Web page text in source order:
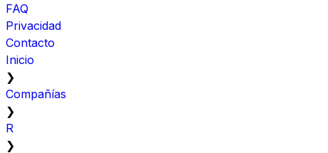
FAQ
Privacidad
Contacto
Inicio
❯
Compañías
❯
R
❯